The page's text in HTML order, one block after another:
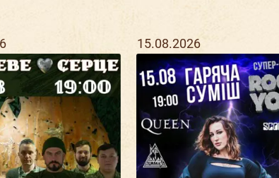
15.08.2026